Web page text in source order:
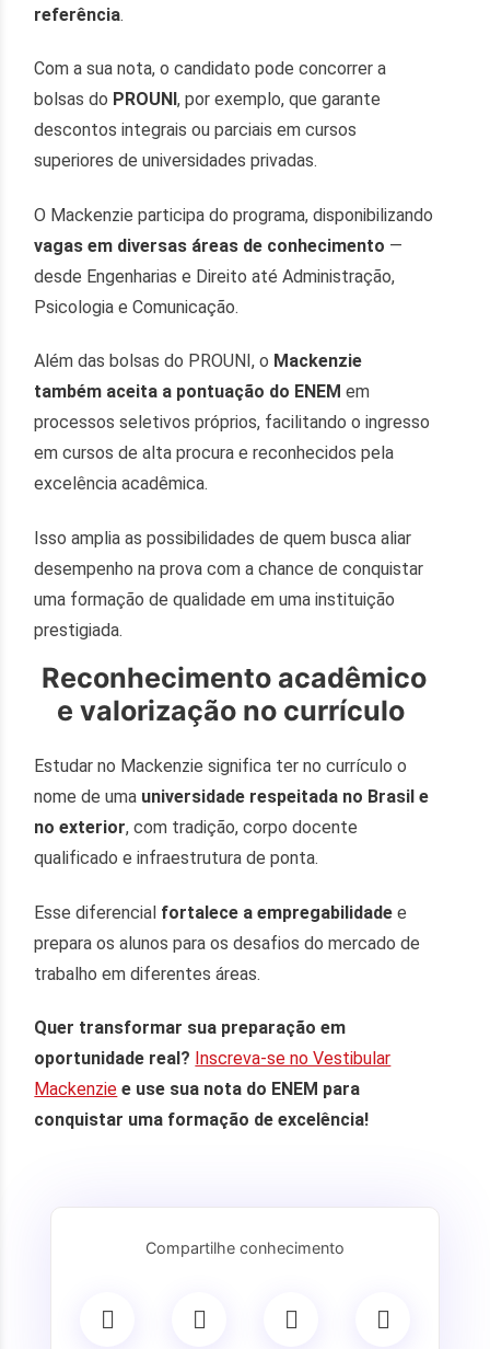
referência.
Com a sua nota, o candidato pode concorrer a
bolsas do PROUNI, por exemplo, que garante
descontos integrais ou parciais em cursos
superiores de universidades privadas.
O Mackenzie participa do programa, disponibilizando
vagas em diversas áreas de conhecimento —
desde Engenharias e Direito até Administração,
Psicologia e Comunicação.
Além das bolsas do PROUNI, o Mackenzie
também aceita a pontuação do ENEM em
processos seletivos próprios, facilitando o ingresso
em cursos de alta procura e reconhecidos pela
excelência acadêmica.
Isso amplia as possibilidades de quem busca aliar
desempenho na prova com a chance de conquistar
uma formação de qualidade em uma instituição
prestigiada.
Reconhecimento acadêmico
e valorização no currículo
Estudar no Mackenzie significa ter no currículo o
nome de uma universidade respeitada no Brasil e
no exterior, com tradição, corpo docente
qualificado e infraestrutura de ponta.
Esse diferencial fortalece a empregabilidade e
prepara os alunos para os desafios do mercado de
trabalho em diferentes áreas.
Quer transformar sua preparação em
oportunidade real? Inscreva-se no Vestibular
Mackenzie e use sua nota do ENEM para
conquistar uma formação de excelência!
Compartilhe conhecimento